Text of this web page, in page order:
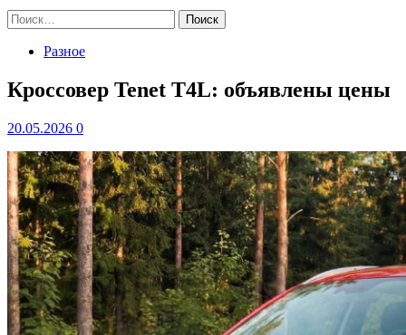
Найти:
Разное
Кроссовер Tenet T4L: объявлены цены
20.05.2026 0